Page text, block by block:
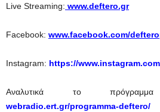
Live Streaming: www.deftero.gr
Facebook: www.facebook.com/
Instagram: https://
Αναλυτικά το
webradio.ert.gr/programma-deftero/